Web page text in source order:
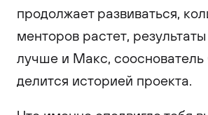
продолжает развиваться,
менторов растет,
лучше и Макс, сооснователь
делится историей проекта.